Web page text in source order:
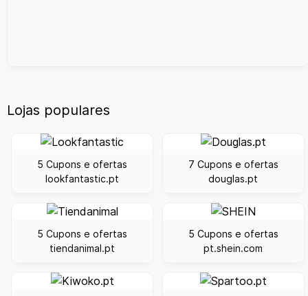
Lojas populares
5 Cupons e ofertas
lookfantastic.pt
7 Cupons e ofertas
douglas.pt
5 Cupons e ofertas
tiendanimal.pt
5 Cupons e ofertas
pt.shein.com